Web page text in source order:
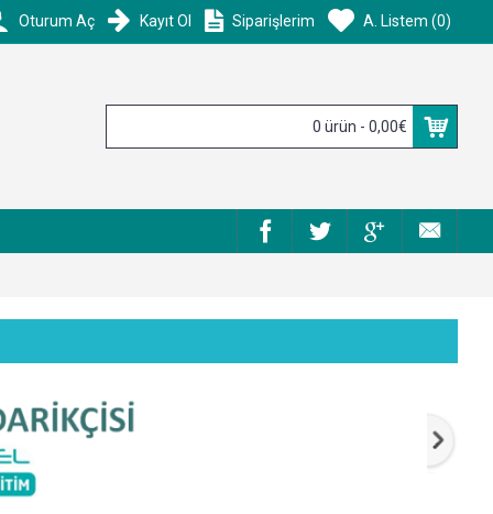
Oturum Aç Kayıt Ol Siparişlerim A. Listem (0)
0 ürün - 0,00€